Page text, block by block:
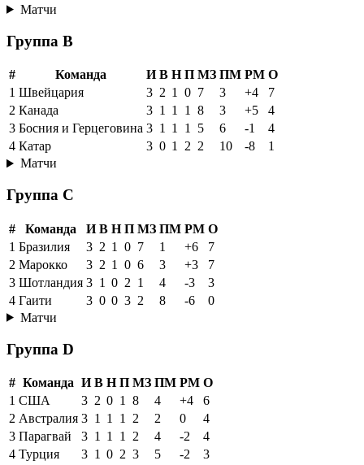
Матчи
Группа B
# Команда И В Н П МЗ ПМ РМ О
1 Швейцария 3 2 1 0 7 3 +4
7
2 Канада 3 1 1 1 8 3 +5
4
3 Босния и Герцеговина 3 1 1 1 5 6 -1
4
4 Катар 3 0 1 2 2 10 -8
1
Матчи
Группа C
# Команда И В Н П МЗ ПМ РМ О
1 Бразилия 3 2 1 0 7 1 +6
7
2 Марокко 3 2 1 0 6 3 +3
7
3 Шотландия 3 1 0 2 1 4 -3
3
4 Гаити 3 0 0 3 2 8 -6
0
Матчи
Группа D
# Команда И В Н П МЗ ПМ РМ О
1 США 3 2 0 1 8 4 +4
6
2 Австралия 3 1 1 1 2 2 0
4
3 Парагвай 3 1 1 1 2 4 -2
4
4 Турция 3 1 0 2 3 5 -2
3